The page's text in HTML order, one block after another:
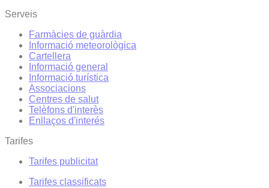
Serveis
Farmàcies de guàrdia
Informació meteorològica
Cartellera
Informació general
Informació turística
Associacions
Centres de salut
Telèfons d'interès
Enllaços d'interés
Tarifes
Tarifes publicitat
Tarifes classificats